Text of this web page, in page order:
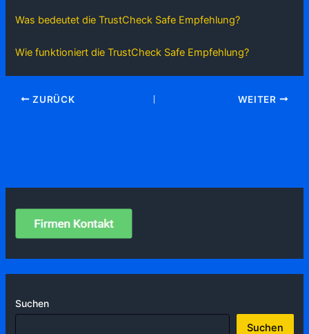
Suchen
Suchen
Was bedeutet die TrustCheck Safe Empfehlung?
Wie funktioniert die TrustCheck Safe Empfehlung?
ZURÜCK WEITER